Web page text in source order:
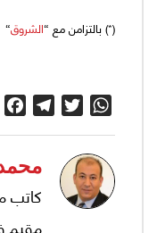
(*) بالتزامن مع “الشروق“
WhatsApp
Twitter
كاتب
مقيم